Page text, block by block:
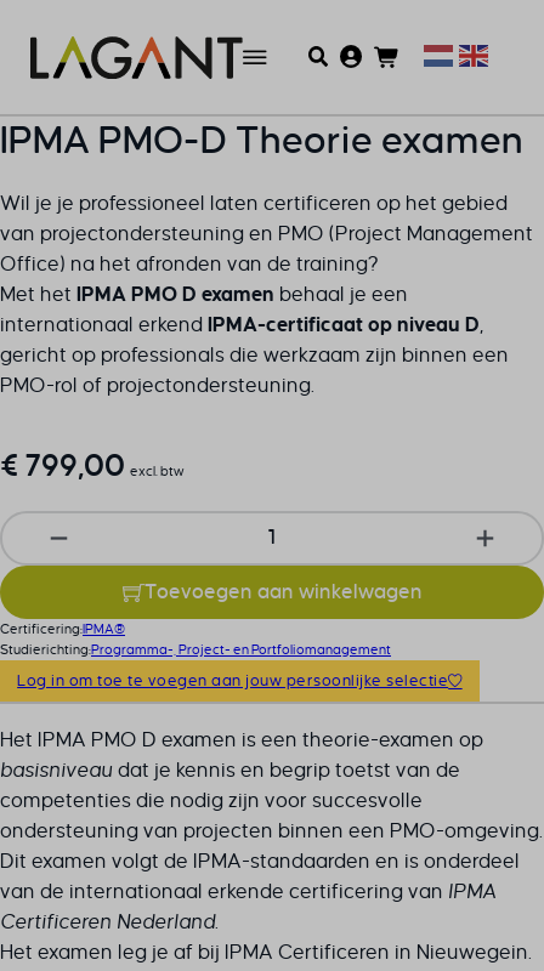
IPMA PMO-D Theorie examen
Wil je je professioneel laten certificeren op het gebied
van projectondersteuning en PMO (Project Management
Office) na het afronden van de training?
Met het IPMA PMO D examen behaal je een
internationaal erkend IPMA-certificaat op niveau D
gericht op professionals die werkzaam zijn binnen een
PMO-rol of projectondersteuning.
€ 799,00 excl. btw
IPMA PMO-D Theorie examen aantal
Toevoegen aan winkelwagen
Certificering: IPMA®
Studierichting:Programma-, Project- en Portfoliomanagement
Log in om toe te voegen aan jouw persoonlijke selectie
Het IPMA PMO D examen is een theorie-examen op
basisniveau dat je kennis en begrip toetst van de
competenties die nodig zijn voor succesvolle
ondersteuning van projecten binnen een PMO-omgeving.
Dit examen volgt de IPMA-standaarden en is onderdeel
van de internationaal erkende certificering van IPMA
Certificeren Nederland.
Het examen leg je af bij IPMA Certificeren in Nieuwegein.